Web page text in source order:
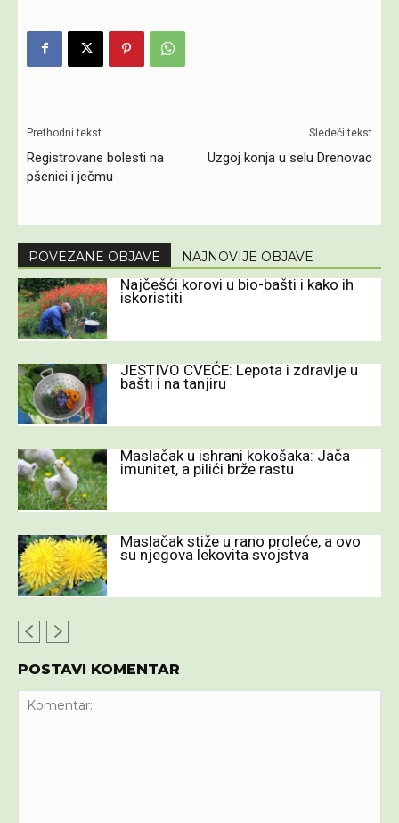
Prethodni tekst
Registrovane bolesti na
pšenici i ječmu
Sledeći tekst
Uzgoj konja u selu Drenovac
POVEZANE OBJAVE NAJNOVIJE OBJAVE
Najčešći korovi u bio-bašti i kako ih
iskoristiti
JESTIVO CVEĆE: Lepota i zdravlje u
bašti i na tanjiru
Maslačak u ishrani kokošaka: Jača
imunitet, a pilići brže rastu
Maslačak stiže u rano proleće, a ovo
su njegova lekovita svojstva
POSTAVI KOMENTAR